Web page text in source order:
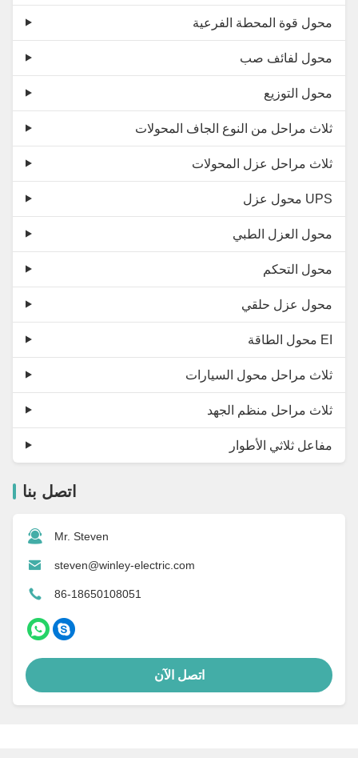
محول قوة المحطة الفرعية
محول لفائف صب
محول التوزيع
ثلاث مراحل من النوع الجاف المحولات
ثلاث مراحل عزل المحولات
محول عزل UPS
محول العزل الطبي
محول التحكم
محول عزل حلقي
محول الطاقة EI
ثلاث مراحل محول السيارات
ثلاث مراحل منظم الجهد
مفاعل ثلاثي الأطوار
اتصل بنا
Mr. Steven
steven@winley-electric.com
86-18650108051
اتصل الآن